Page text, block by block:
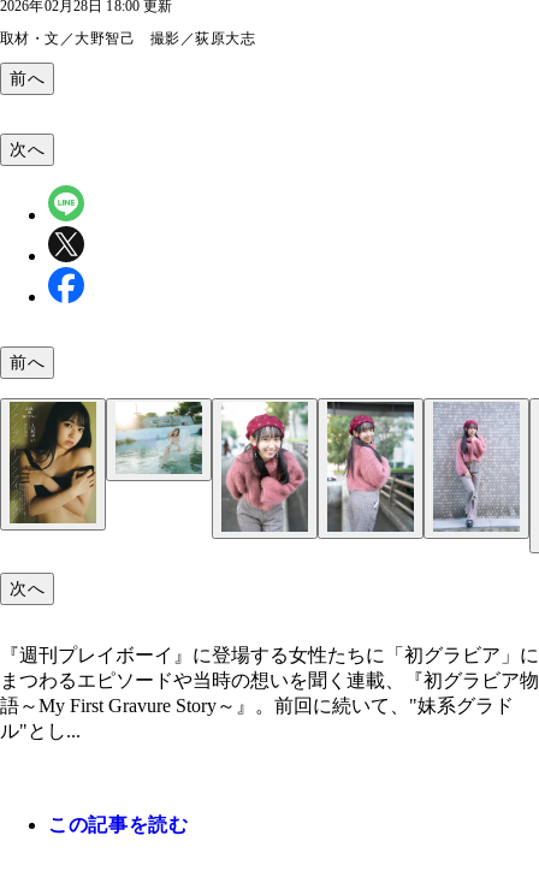
2026年02月28日 18:00 更新
取材・文／大野智己 撮影／荻原大志
前へ
次へ
前へ
次へ
『週刊プレイボーイ』に登場する女性たちに「初グラビア」に
まつわるエピソードや当時の想いを聞く連載、『初グラビア物
語～My First Gravure Story～』。前回に続いて、"妹系グラド
ル"とし...
この記事を読む